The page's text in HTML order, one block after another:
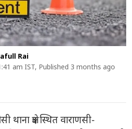
Rai
am IST, Published 3 months ago
क्षेत्र स्थित वाराणसी-